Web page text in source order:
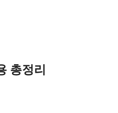
총정리